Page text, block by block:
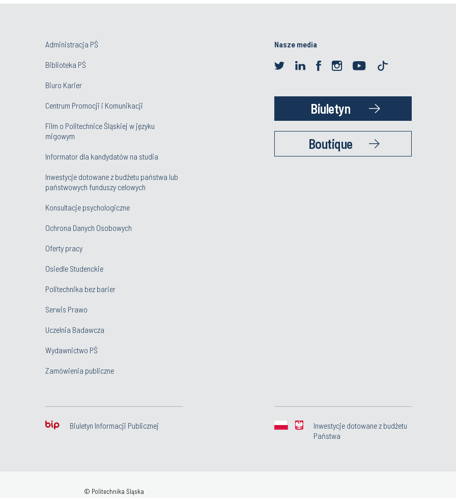
Administracja PŚ
Biblioteka PŚ
Biuro Karier
Centrum Promocji i Komunikacji
Film o Politechnice Śląskiej w języku
migowym
Informator dla kandydatów na studia
Inwestycje dotowane z budżetu państwa lub
państwowych funduszy celowych
Konsultacje psychologiczne
Ochrona Danych Osobowych
Oferty pracy
Osiedle Studenckie
Politechnika bez barier
Serwis Prawo
Uczelnia Badawcza
Wydawnictwo PŚ
Zamówienia publiczne
Nasze media
Biuletyn
Boutique
Biuletyn Informacji Publicznej
Inwestycje dotowane z budżetu
Państwa
© Politechnika Śląska